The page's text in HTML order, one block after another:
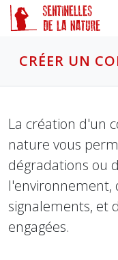
CRÉER UN
La création d'un
nature vous
dégradations ou
l'environnement,
signalements, et
engagées.
Panneau de gestion